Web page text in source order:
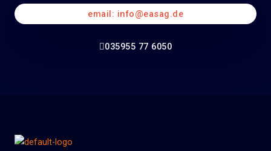
email: info@easag.de
035955 77 6050